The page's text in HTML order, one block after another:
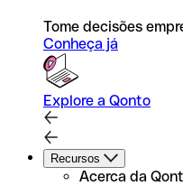
Tome decisões
Conheça já
Explore a Qonto
Recursos
Acerca da